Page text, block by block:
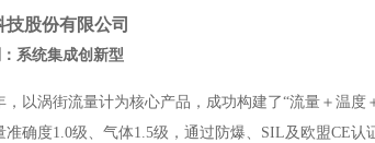
股份有限公司
系统集成创新型
，以涡街流量计为核心产品，成功构建了“流量＋温
确度1.0级、气体1.5级，通过防爆、SIL及欧盟CE